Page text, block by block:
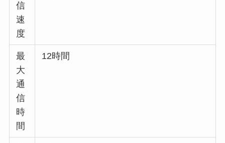
信
速
度
最
大
通
信
時
間
12時間